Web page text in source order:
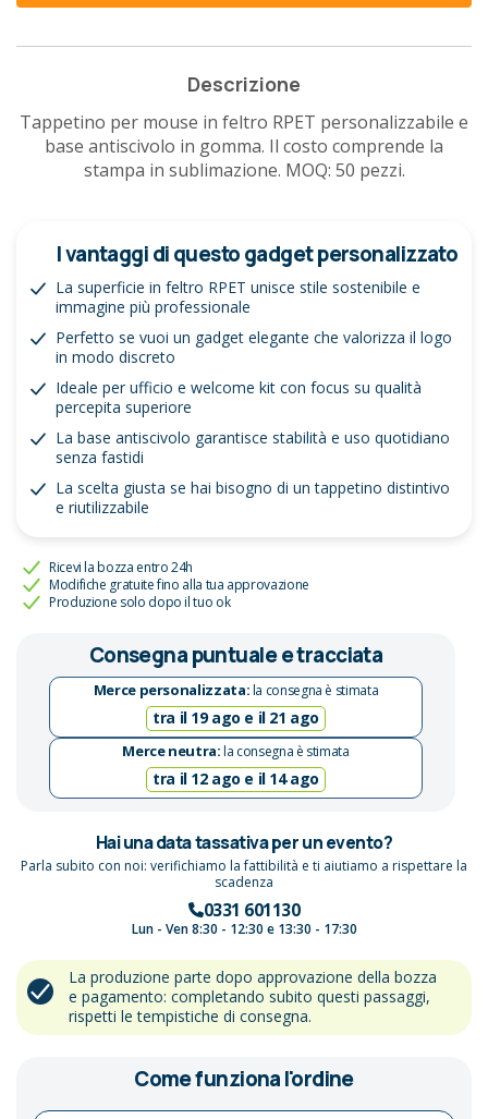
Descrizione
Tappetino per mouse in feltro RPET personalizzabile e
base antiscivolo in gomma. Il costo comprende la
stampa in sublimazione. MOQ: 50 pezzi.
I vantaggi di questo gadget personalizzato
La superficie in feltro RPET unisce stile sostenibile e
immagine più professionale
Perfetto se vuoi un gadget elegante che valorizza il logo
in modo discreto
Ideale per ufficio e welcome kit con focus su qualità
percepita superiore
La base antiscivolo garantisce stabilità e uso quotidiano
senza fastidi
La scelta giusta se hai bisogno di un tappetino distintivo
e riutilizzabile
Ricevi la bozza entro 24h
Modifiche gratuite fino alla tua approvazione
Produzione solo dopo il tuo ok
Consegna puntuale e tracciata
Merce personalizzata:la consegna è stimata
tra il 19 ago e il 21 ago
Merce neutra:la consegna è stimata
tra il 12 ago e il 14 ago
Hai una data tassativa per un evento?
Parla subito con noi: verifichiamo la fattibilità e ti aiutiamo a rispettare la
scadenza
0331 601130
Lun - Ven 8:30 - 12:30 e 13:30 - 17:30
La produzione parte dopo approvazione della bozza
e pagamento: completando subito questi passaggi,
rispetti le tempistiche di consegna.
Come funziona l'ordine